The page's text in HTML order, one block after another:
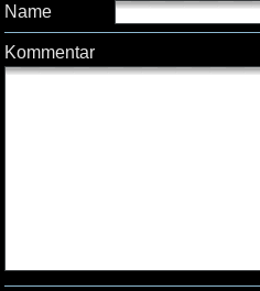
Name
Kommentar